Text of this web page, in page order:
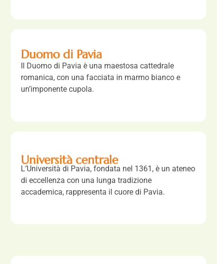
Duomo di Pavia
Il Duomo di Pavia è una maestosa cattedrale
romanica, con una facciata in marmo bianco e
un’imponente cupola.
Università centrale
L’Università di Pavia, fondata nel 1361, è un ateneo
di eccellenza con una lunga tradizione
accademica, rappresenta il cuore di Pavia.